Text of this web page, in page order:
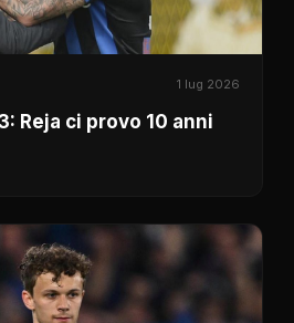
1 lug 2026
Reja ci provo 10 anni